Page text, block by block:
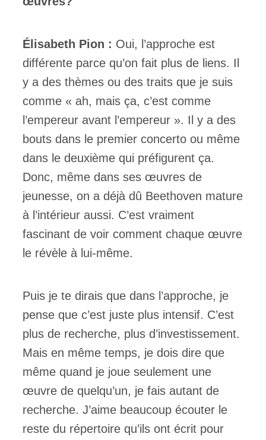
Élisabeth Pion : Oui, l’approche est
différente parce qu’on fait plus de liens. Il
y a des thèmes ou des traits que je suis
comme « ah, mais ça, c’est comme
l’empereur avant l’empereur ». Il y a des
bouts dans le premier concerto ou même
dans le deuxième qui préfigurent ça.
Donc, même dans ses œuvres de
jeunesse, on a déjà dû Beethoven mature
à l’intérieur aussi. C’est vraiment
fascinant de voir comment chaque œuvre
le révèle à lui-même.
Puis je te dirais que dans l’approche, je
pense que c’est juste plus intensif. C’est
plus de recherche, plus d’investissement.
Mais en même temps, je dois dire que
même quand je joue seulement une
œuvre de quelqu’un, je fais autant de
recherche. J’aime beaucoup écouter le
reste du répertoire qu’ils ont écrit pour